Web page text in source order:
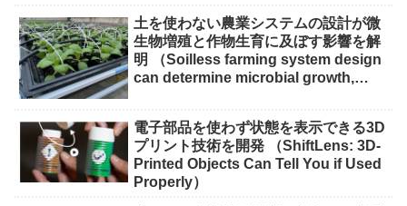
土を使わない農業システムの設計が微
生物増殖と作物生育に及ぼす影響を解
明 （Soilless farming system design
can determine microbial growth,
電子部品を使わず状態を表示できる3D
プリント技術を開発 （ShiftLens: 3D-
Printed Objects Can Tell You if Used
Properly）